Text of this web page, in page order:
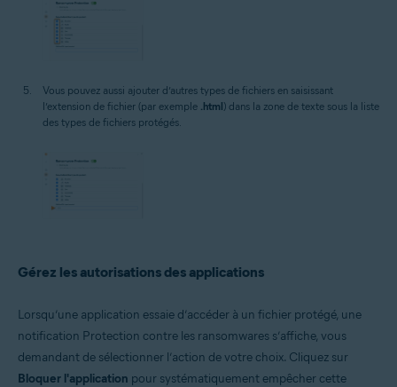
Vous pouvez aussi ajouter d’autres types de fichiers en saisissant
l’extension de fichier (par exemple .html) dans la zone de texte sous la liste
des types de fichiers protégés.
Gérez les autorisations des applications
Lorsqu’une application essaie d’accéder à un fichier protégé, une
notification Protection contre les ransomwares s’affiche, vous
demandant de sélectionner l’action de votre choix. Cliquez sur
Bloquer l'application pour systématiquement empêcher cette